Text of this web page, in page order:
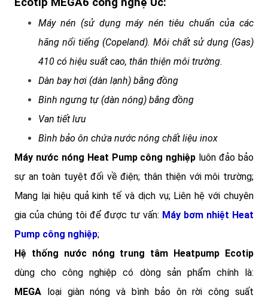
Máy nén (sử dụng máy nén tiêu chuẩn của các
hãng nổi tiếng (Copeland). Môi chất sử dụng (Gas)
410 có hiệu suất cao, thân thiện môi trường.
Dàn bay hơi (dàn lạnh) bằng đồng
Bình ngưng tự (dàn nóng) bằng đồng
Van tiết lưu
Bình bảo ôn chứa nước nóng chất liệu inox
Máy nước nóng Heat Pump công nghiệp luôn đảo bảo
sự an toàn tuyệt đối về điện; thân thiện với môi trường;
Mang lại hiệu quả kinh tế và dịch vụ; Liên hệ với chuyên
gia của chúng tôi để được tư vấn: Máy bơm nhiệt Heat
Pump công nghiệp;
Hệ thống nước nóng trung tâm Heatpump Ecotip
dùng cho công nghiệp có dòng sản phẩm chính là:
MEGA loại giàn nóng và bình bảo ôn rời công suất